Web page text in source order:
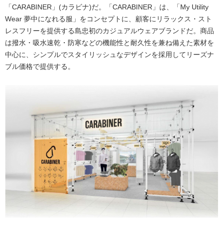
「CARABINER」(カラビナ)だ。「CARABINER」は、「My Utility
Wear 夢中になれる服」をコンセプトに、顧客にリラックス・スト
レスフリーを提供する島忠初のカジュアルウェアブランドだ。商品
は撥水・吸水速乾・防寒などの機能性と耐久性を兼ね備えた素材を
中心に、シンプルでスタイリッシュなデザインを採用してリーズナ
ブル価格で提供する。